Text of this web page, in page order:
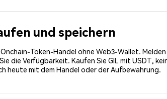
und speichern
Token-Handel ohne Web3-Wallet. Melden
die Verfügbarkeit. Kaufen Sie GIL mit USDT,
heute mit dem Handel oder der Aufbewahrung.